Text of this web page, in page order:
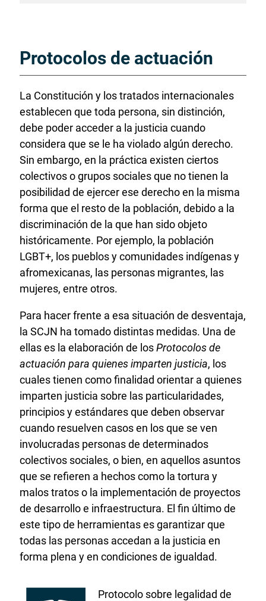
Protocolos de actuación
La Constitución y los tratados internacionales
establecen que toda persona, sin distinción,
debe poder acceder a la justicia cuando
considera que se le ha violado algún derecho.
Sin embargo, en la práctica existen ciertos
colectivos o grupos sociales que no tienen la
posibilidad de ejercer ese derecho en la misma
forma que el resto de la población, debido a la
discriminación de la que han sido objeto
históricamente. Por ejemplo, la población
LGBT+, los pueblos y comunidades indígenas y
afromexicanas, las personas migrantes, las
mujeres, entre otros.
Para hacer frente a esa situación de desventaja,
la SCJN ha tomado distintas medidas. Una de
ellas es la elaboración de losProtocolos de
actuación para quienes imparten justicia, los
cuales tienen como finalidad orientar a quienes
imparten justicia sobre las particularidades,
principios y estándares que deben observar
cuando resuelven casos en los que se ven
involucradas personas de determinados
colectivos sociales, o bien, en aquellos asuntos
que se refieren a hechos como la tortura y
malos tratos o la implementación de proyectos
de desarrollo e infraestructura. El fin último de
este tipo de herramientas es garantizar que
todas las personas accedan a la justicia en
forma plena y en condiciones de igualdad.
Protocolo sobre legalidad de